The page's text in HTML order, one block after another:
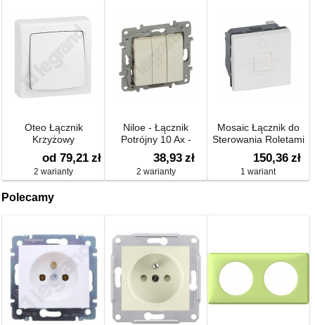
Oteo Łącznik
Krzyżowy
od 79,21 zł
2 warianty
Niloe - Łącznik
Potrójny 10 Ax -
38,93 zł
2 warianty
Mosaic Łącznik do
Sterowania Roletami
Antybakteryjny
150,36 zł
1 wariant
Polecamy